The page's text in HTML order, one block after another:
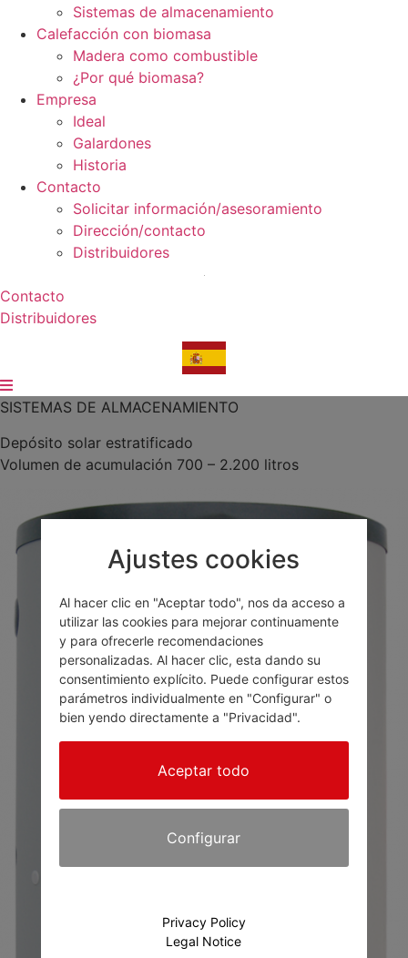
Sistemas de almacenamiento
Calefacción con biomasa
Madera como combustible
¿Por qué biomasa?
Empresa
Ideal
Galardones
Historia
Contacto
Solicitar información/asesoramiento
Dirección/contacto
Distribuidores
Contacto
Distribuidores
SISTEMAS DE ALMACENAMIENTO
Depósito solar estratificado
Volumen de acumulación 700 – 2.200 litros
Ajustes cookies
Al hacer clic en "Aceptar todo", nos da acceso a
utilizar las cookies para mejorar continuamente
y para ofrecerle recomendaciones
personalizadas. Al hacer clic, esta dando su
consentimiento explícito. Puede configurar estos
parámetros individualmente en "Configurar" o
bien yendo directamente a "Privacidad".
Aceptar todo
Configurar
Privacy Policy
Legal Notice